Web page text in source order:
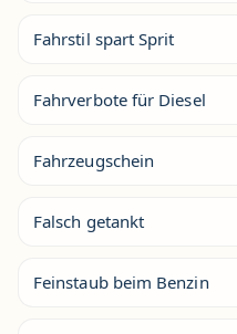
Fahrstil spart Sprit
Fahrverbote für Diesel
Fahrzeugschein
Falsch getankt
Feinstaub beim Benzin